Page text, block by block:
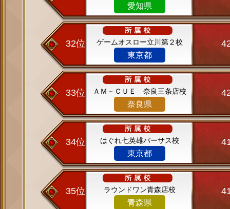
愛知県
32位 ゲームオスロー立川第２校
東京都
33位 ＡＭ－ＣＵＥ 奈良三条店校
奈良県
34位 はぐれ七英雄バーサス校
東京都
35位 ラウンドワン青森店校
青森県